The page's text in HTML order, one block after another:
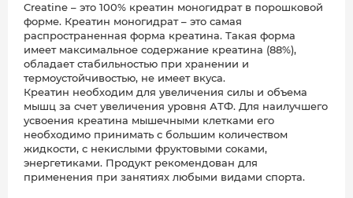
Creatine – это 100% креатин моногидрат в порошковой
форме. Креатин моногидрат – это самая
распространенная форма креатина. Такая форма
имеет максимальное содержание креатина (88%),
обладает стабильностью при хранении и
термоустойчивостью, не имеет вкуса.
Креатин необходим для увеличения силы и объема
мышц за счет увеличения уровня АТФ. Для наилучшего
усвоения креатина мышечными клетками его
необходимо принимать с большим количеством
жидкости, с некислыми фруктовыми соками,
энергетиками. Продукт рекомендован для
применения при занятиях любыми видами спорта.